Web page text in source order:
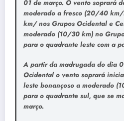
01 de março. O vento soprará
moderado a fresco (20/40 km/
km/ nos Grupos Ocidental e
moderado (10/30 km) no
para o quadrante leste com a
A partir da madrugada do dia
Ocidental o vento soprará
leste bonançoso a moderado
para o quadrante sul, que se
março.